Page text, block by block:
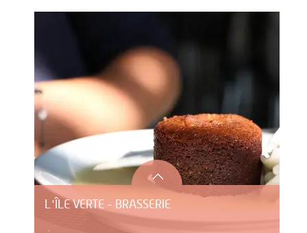
L'ÎLE VERTE - BRASSERIE